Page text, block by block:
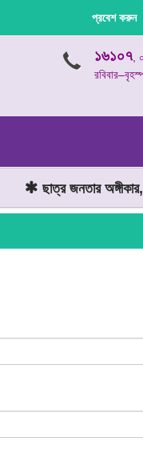
প্রবেশ করুন
১৬১০৭,
ছাত্র জনতার অঙ্গীকার,